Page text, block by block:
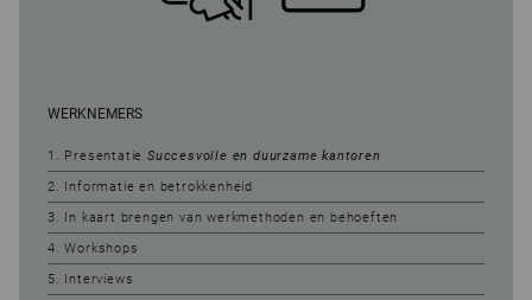
WERKNEMERS
1. Presentatie Succesvolle en duurzame kantoren
2. Informatie en betrokkenheid
3. In kaart brengen van werkmethoden en behoeften
4. Workshops
5. Interviews